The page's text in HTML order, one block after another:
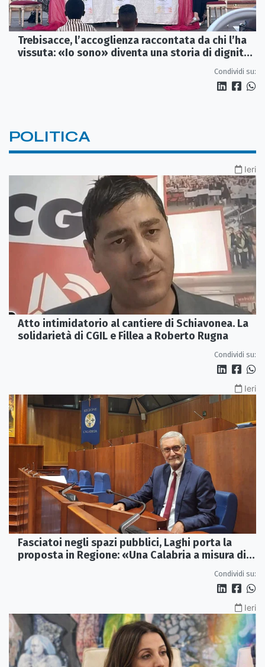
Trebisacce, l’accoglienza raccontata da chi l’ha
vissuta: «Io sono» diventa una storia di dignità
Condividi su:
POLITICA
Ieri
Atto intimidatorio al cantiere di Schiavonea. La
solidarietà di CGIL e Fillea a Roberto Rugna
Condividi su:
Ieri
Fasciatoi negli spazi pubblici, Laghi porta la
proposta in Regione: «Una Calabria a misura di
Condividi su:
Ieri